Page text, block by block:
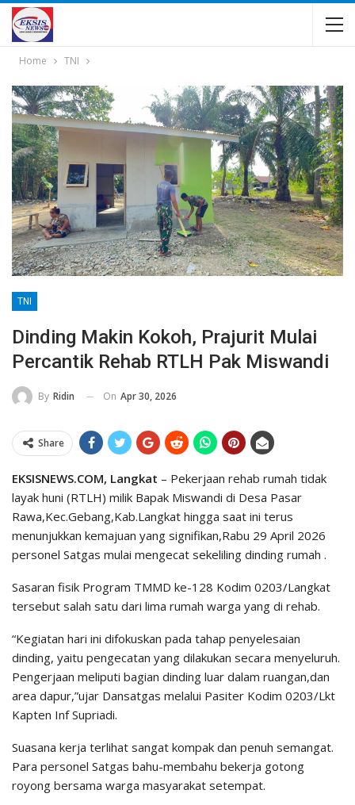
Home TNI
TNI
Dinding Makin Kokoh, Prajurit Mulai
Percantik Rehab RTLH Pak Miswandi
By Ridin On Apr 30, 2026
Share
EKSISNEWS.COM, Langkat – Pekerjaan rehab rumah tidak
layak huni (RTLH) milik Bapak Miswandi di Desa Pasar
Rawa,Kec.Gebang,Kab.Langkat hingga saat ini terus
menunjukkan kemajuan yang signifikan,Rabu 29 April 2026
personel Satgas mulai mengecat sekeliling dinding rumah .
Sasaran fisik Program TMMD ke-128 Kodim 0203/Langkat
tersebut salah satu dari lima rumah warga yang di rehab.
“Kegiatan hari ini difokuskan pada tahap penyelesaian
dinding, yaitu pengecatan yang dilakukan secara menyeluruh.
Pengerjaan meliputi bagian dinding luar dalam ruangan,dan
area dapur,”ujar Dansatgas melalui Pasiter Kodim 0203/Lkt
Kapten Inf Supriadi.
Suasana kerja terlihat sangat kompak dan penuh semangat.
Para personel Satgas bahu-membahu bekerja gotong
royong bersama warga masyarakat setempat.